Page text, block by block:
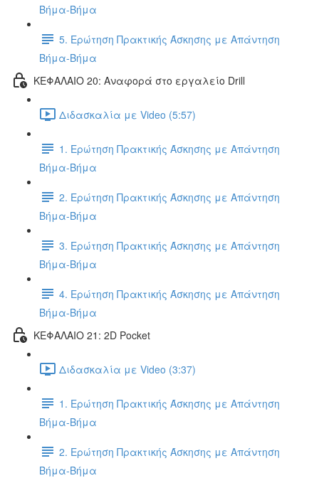
Βήμα-Βήμα
5. Ερώτηση Πρακτικής Άσκησης με Απάντηση
Βήμα-Βήμα
ΚΕΦΑΛΑΙΟ 20: Αναφορά στο εργαλείο Drill
Διδασκαλία με Video (5:57)
1. Ερώτηση Πρακτικής Άσκησης με Απάντηση
Βήμα-Βήμα
2. Ερώτηση Πρακτικής Άσκησης με Απάντηση
Βήμα-Βήμα
3. Ερώτηση Πρακτικής Άσκησης με Απάντηση
Βήμα-Βήμα
4. Ερώτηση Πρακτικής Άσκησης με Απάντηση
Βήμα-Βήμα
ΚΕΦΑΛΑΙΟ 21: 2D Pocket
Διδασκαλία με Video (3:37)
1. Ερώτηση Πρακτικής Άσκησης με Απάντηση
Βήμα-Βήμα
2. Ερώτηση Πρακτικής Άσκησης με Απάντηση
Βήμα-Βήμα